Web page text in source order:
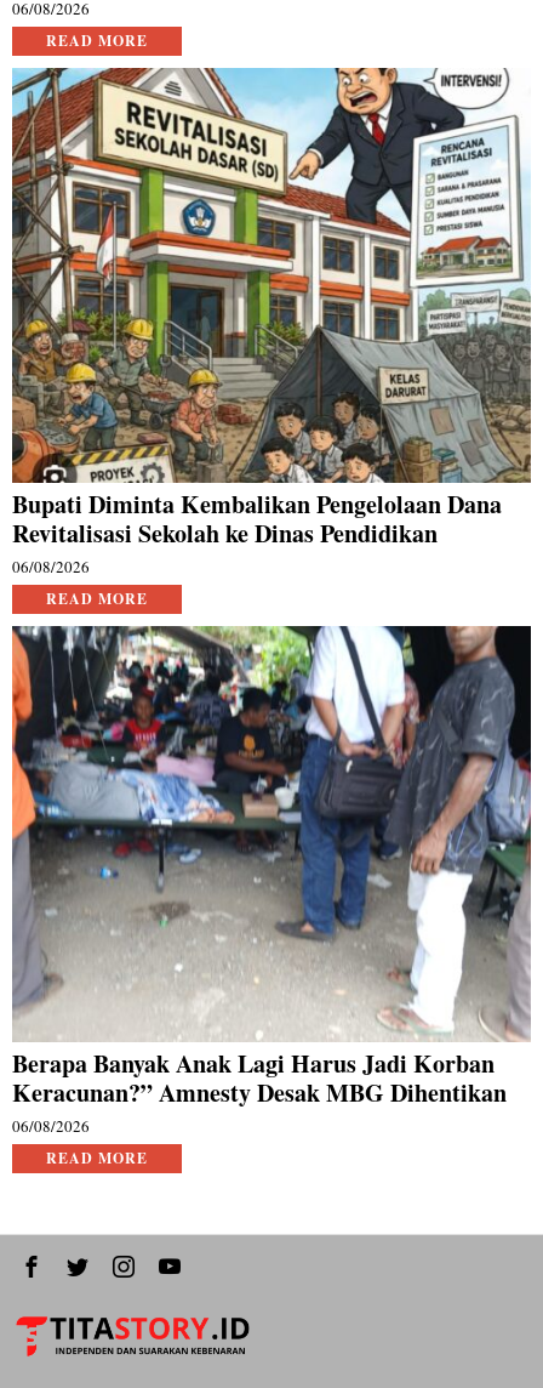
06/08/2026
READ MORE
Bupati Diminta Kembalikan Pengelolaan Dana
Revitalisasi Sekolah ke Dinas Pendidikan
06/08/2026
READ MORE
Berapa Banyak Anak Lagi Harus Jadi Korban
Keracunan?” Amnesty Desak MBG Dihentikan
06/08/2026
READ MORE